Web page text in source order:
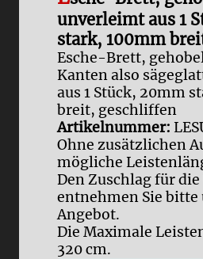
unverleimt aus 1
stark, 100mm
Esche-Brett,
Kanten also
aus 1 Stück, 20mm
breit, geschliffen
Artikelnummer:
Ohne zusätzlichen
mögliche
Den Zuschlag für
entnehmen Sie bitte
Angebot.
Die Maximale
320 cm.